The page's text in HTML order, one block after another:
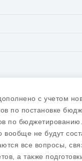
с учетом
по постановке
по
не будут
все вопросы,
а также